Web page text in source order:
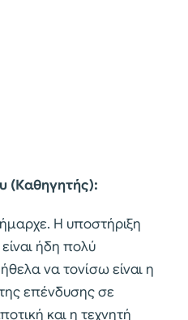
(Καθηγητής):
Η υποστήριξη
ήδη πολύ
να τονίσω είναι η
επένδυσης σε
και η τεχνητή